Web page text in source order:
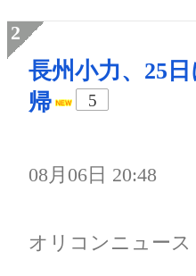
長州小力、25
帰
5
08月06日 20:48
オリコンニュース